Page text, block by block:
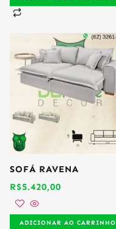
SOFÁ RAVENA
R$5.420,00
ADICIONAR AO CARRINHO